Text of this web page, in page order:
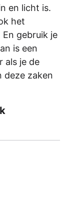
en licht is.
het
gebruik je
is een
als je de
deze zaken